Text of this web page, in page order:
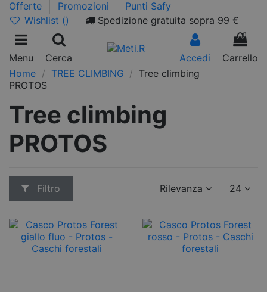
Offerte Promozioni
Punti Safy
Wishlist () Spedizione gratuita sopra 99 €
Menu Cerca Accedi
0
Carrello
Home
TREE CLIMBING
Tree climbing
PROTOS
Tree climbing
PROTOS
Filtro Rilevanza 24